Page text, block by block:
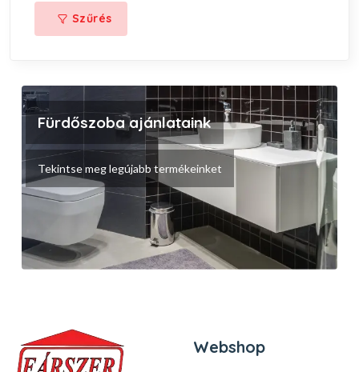
Szűrés
Fürdőszoba ajánlataink
Tekintse meg legújabb termékeinket
Webshop